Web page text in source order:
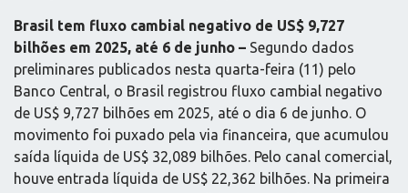
Brasil tem fluxo cambial negativo de US$ 9,727
bilhões em 2025, até 6 de junho – Segundo dados
preliminares publicados nesta quarta-feira (11) pelo
Banco Central, o Brasil registrou fluxo cambial negativo
de US$ 9,727 bilhões em 2025, até o dia 6 de junho. O
movimento foi puxado pela via financeira, que acumulou
saída líquida de US$ 32,089 bilhões. Pelo canal comercial,
houve entrada líquida de US$ 22,362 bilhões. Na primeira